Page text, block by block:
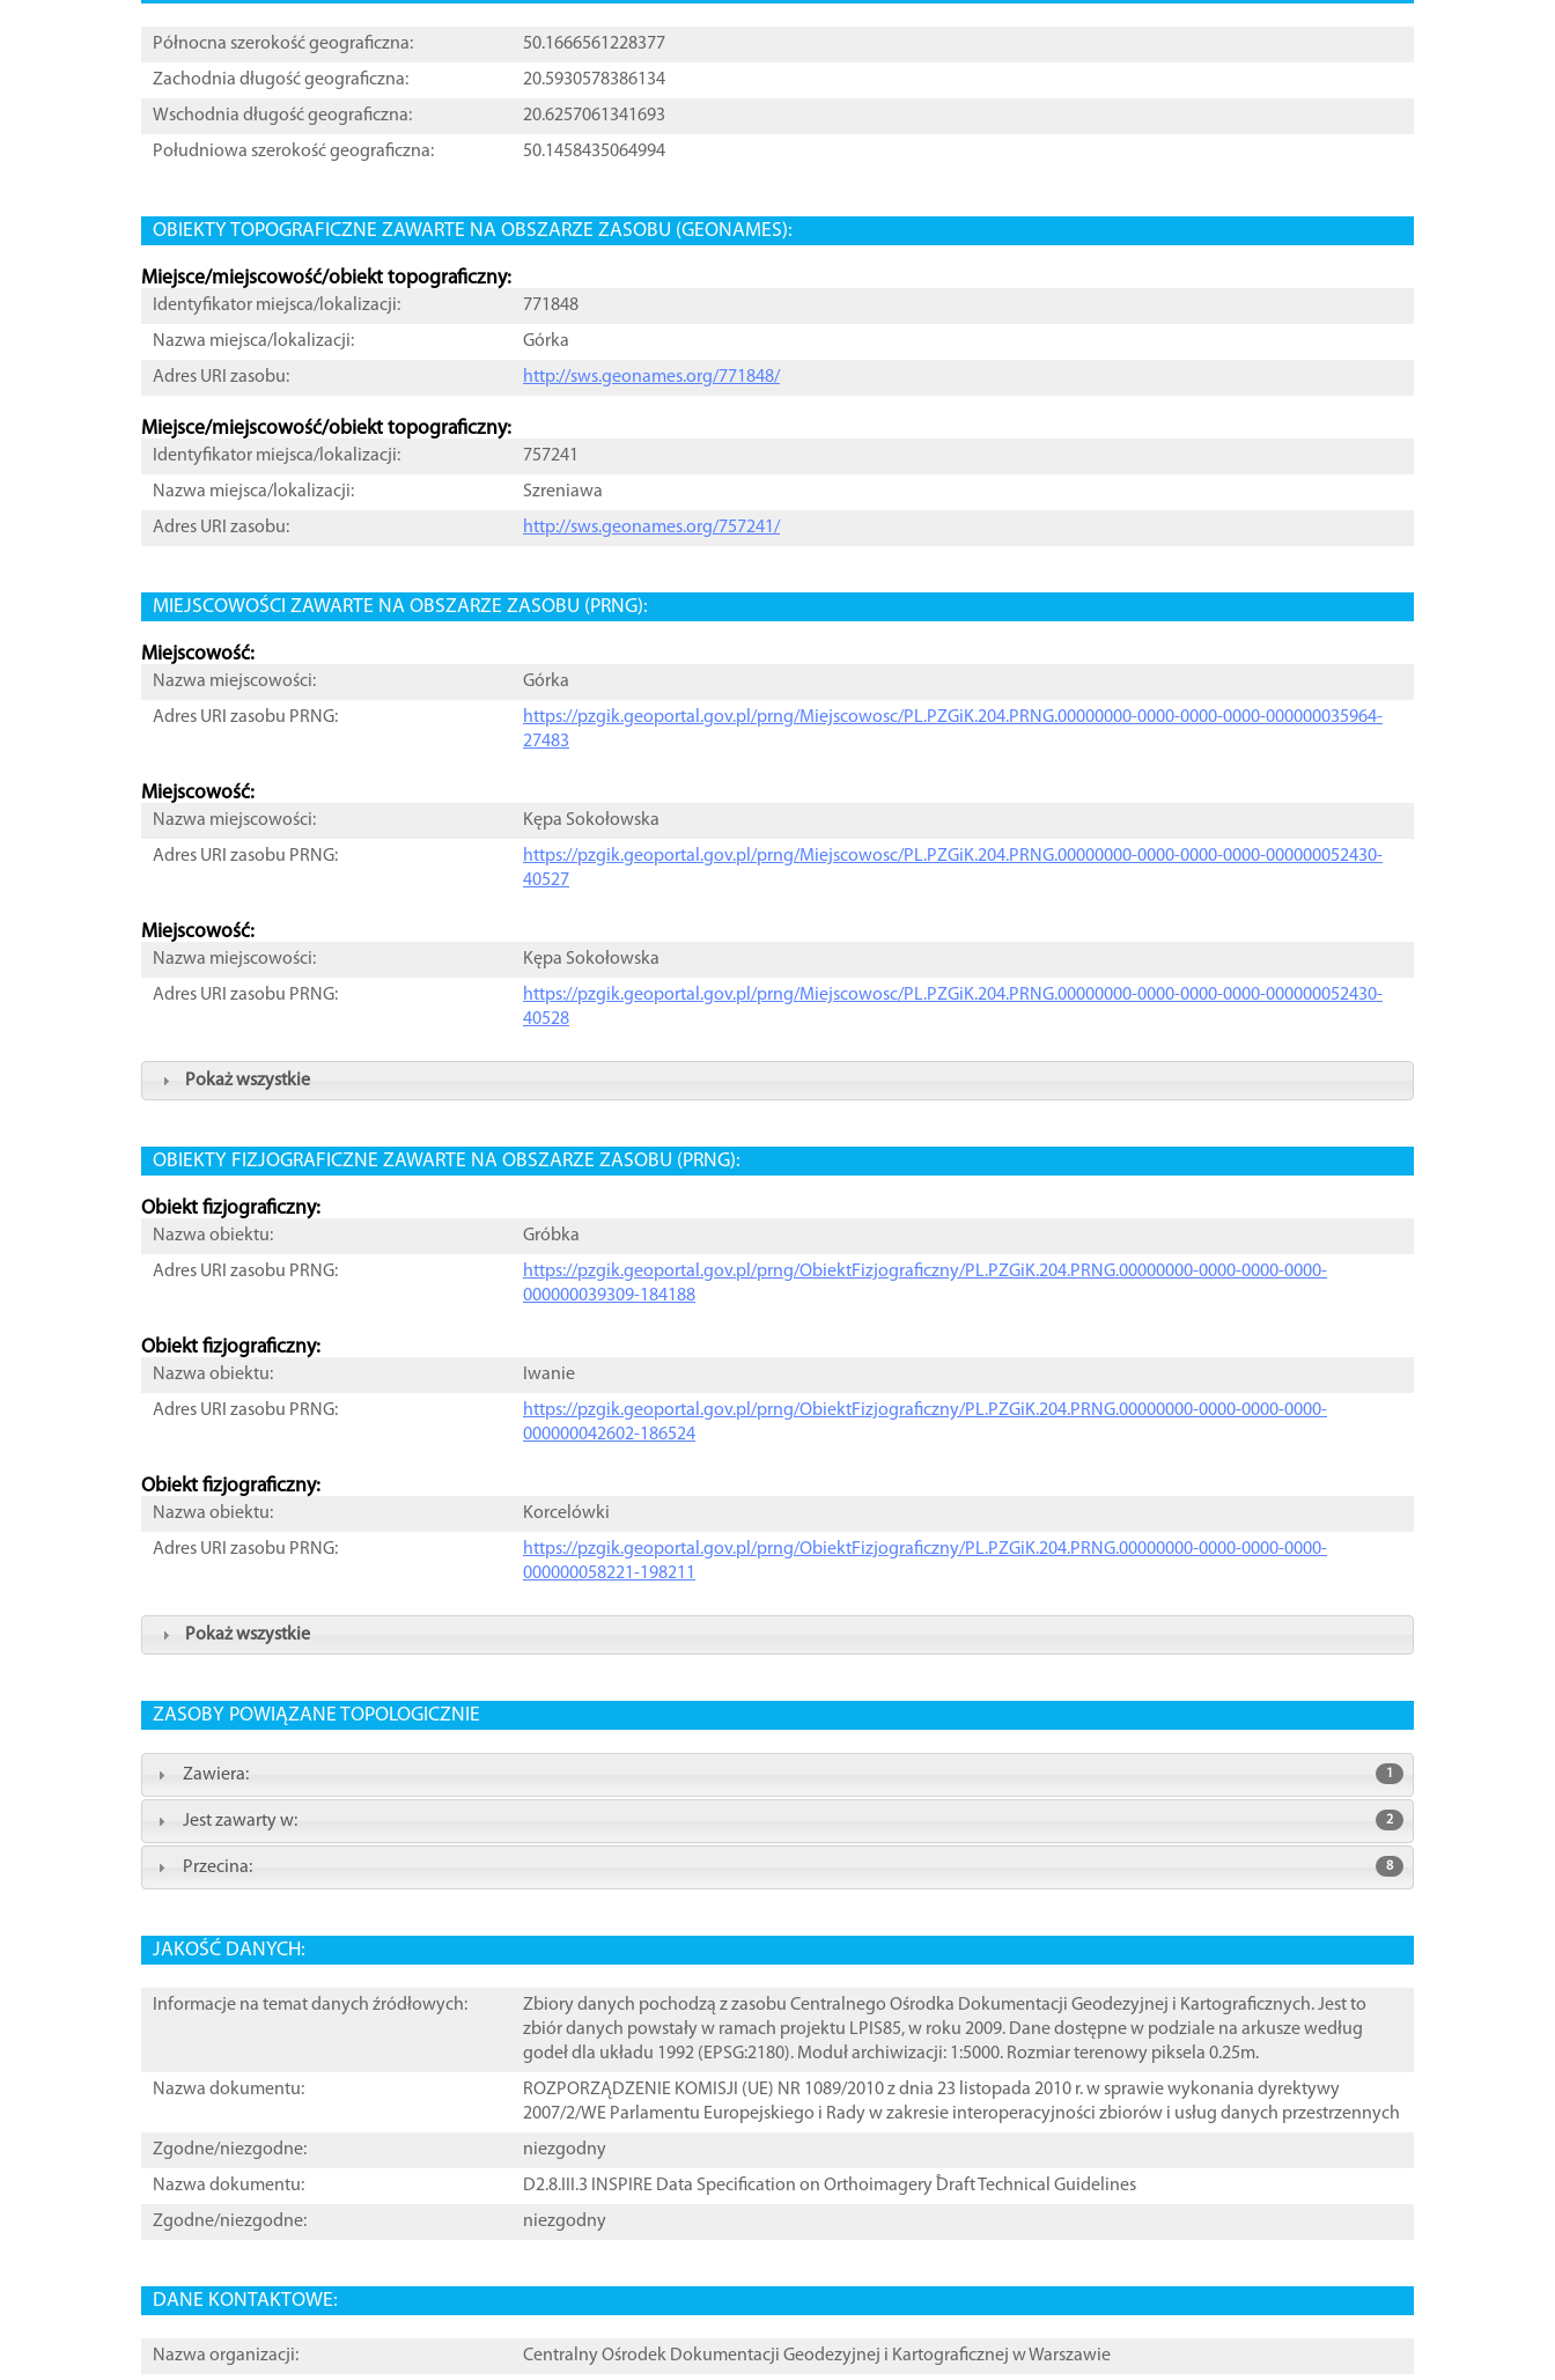
Północna szerokość geograficzna:
50.1666561228377
Zachodnia długość geograficzna:
20.5930578386134
Wschodnia długość geograficzna:
20.6257061341693
Południowa szerokość geograficzna:
50.1458435064994
OBIEKTY TOPOGRAFICZNE ZAWARTE NA OBSZARZE ZASOBU (GEONAMES):
Miejsce/miejscowość/obiekt topograficzny:
Identyfikator miejsca/lokalizacji:
771848
Nazwa miejsca/lokalizacji:
Górka
Adres URI zasobu:
http://sws.geonames.org/771848/
Miejsce/miejscowość/obiekt topograficzny:
Identyfikator miejsca/lokalizacji:
757241
Nazwa miejsca/lokalizacji:
Szreniawa
Adres URI zasobu:
http://sws.geonames.org/757241/
MIEJSCOWOŚCI ZAWARTE NA OBSZARZE ZASOBU (PRNG):
Miejscowość:
Nazwa miejscowości:
Górka
Adres URI zasobu PRNG:
https://pzgik.geoportal.gov.pl/prng/Miejscowosc/PL.PZGiK.204.PRNG.00000000-0000-0000-0000-000000035964-
27483
Miejscowość:
Nazwa miejscowości:
Kępa Sokołowska
Adres URI zasobu PRNG:
https://pzgik.geoportal.gov.pl/prng/Miejscowosc/PL.PZGiK.204.PRNG.00000000-0000-0000-0000-000000052430-
40527
Miejscowość:
Nazwa miejscowości:
Kępa Sokołowska
Adres URI zasobu PRNG:
https://pzgik.geoportal.gov.pl/prng/Miejscowosc/PL.PZGiK.204.PRNG.00000000-0000-0000-0000-000000052430-
40528
Pokaż wszystkie
OBIEKTY FIZJOGRAFICZNE ZAWARTE NA OBSZARZE ZASOBU (PRNG):
Obiekt fizjograficzny:
Nazwa obiektu:
Gróbka
Adres URI zasobu PRNG:
https://pzgik.geoportal.gov.pl/prng/ObiektFizjograficzny/PL.PZGiK.204.PRNG.00000000-0000-0000-0000-
000000039309-184188
Obiekt fizjograficzny:
Nazwa obiektu:
Iwanie
Adres URI zasobu PRNG:
https://pzgik.geoportal.gov.pl/prng/ObiektFizjograficzny/PL.PZGiK.204.PRNG.00000000-0000-0000-0000-
000000042602-186524
Obiekt fizjograficzny:
Nazwa obiektu:
Korcelówki
Adres URI zasobu PRNG:
https://pzgik.geoportal.gov.pl/prng/ObiektFizjograficzny/PL.PZGiK.204.PRNG.00000000-0000-0000-0000-
000000058221-198211
Pokaż wszystkie
ZASOBY POWIĄZANE TOPOLOGICZNIE
Zawiera: 1
Jest zawarty w: 2
Przecina: 8
JAKOŚĆ DANYCH:
Informacje na temat danych źródłowych:
Zbiory danych pochodzą z zasobu Centralnego Ośrodka Dokumentacji Geodezyjnej i Kartograficznych. Jest to
zbiór danych powstały w ramach projektu LPIS85, w roku 2009. Dane dostępne w podziale na arkusze według
godeł dla układu 1992 (EPSG:2180). Moduł archiwizacji: 1:5000. Rozmiar terenowy piksela 0.25m.
Nazwa dokumentu:
ROZPORZĄDZENIE KOMISJI (UE) NR 1089/2010 z dnia 23 listopada 2010 r. w sprawie wykonania dyrektywy
2007/2/WE Parlamentu Europejskiego i Rady w zakresie interoperacyjności zbiorów i usług danych przestrzennych
Zgodne/niezgodne:
niezgodny
Nazwa dokumentu:
D2.8.III.3 INSPIRE Data Specification on Orthoimagery ֠Draft Technical Guidelines
Zgodne/niezgodne:
niezgodny
DANE KONTAKTOWE:
Nazwa organizacji: Centralny Ośrodek Dokumentacji Geodezyjnej i Kartograficznej w Warszawie